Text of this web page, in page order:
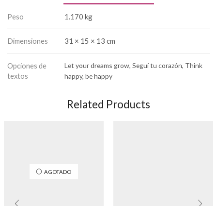
Peso 1.170 kg
Dimensiones 31 × 15 × 13 cm
Opciones de
textos
Let your dreams grow, Seguí tu corazón, Think
happy, be happy
Related Products
AGOTADO